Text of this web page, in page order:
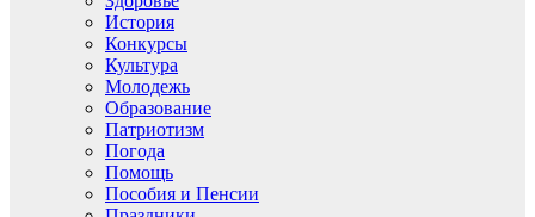
История
Конкурсы
Культура
Молодежь
Образование
Патриотизм
Погода
Помощь
Пособия и Пенсии